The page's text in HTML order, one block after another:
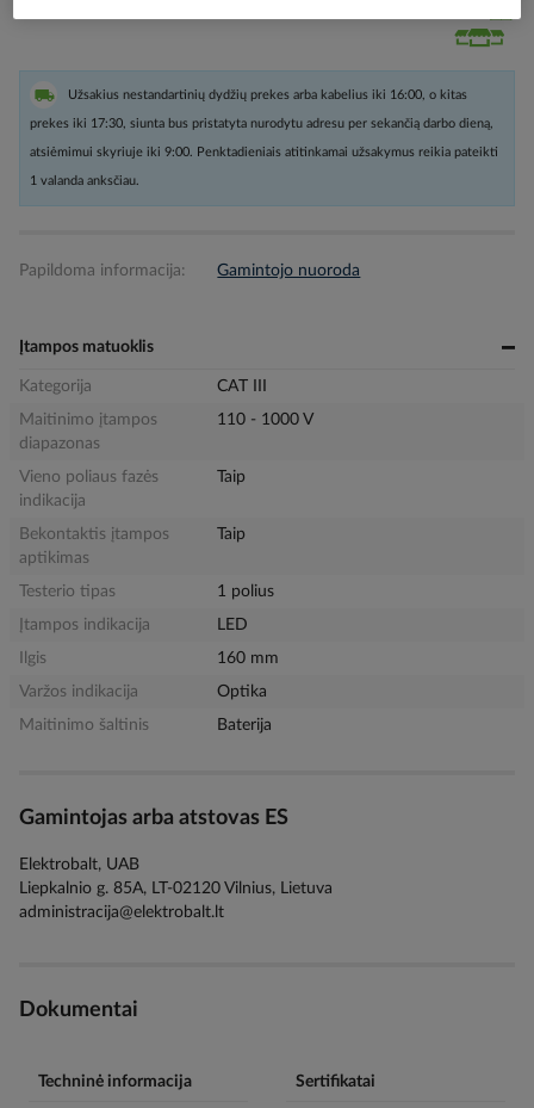
Užsakius nestandartinių dydžių prekes arba kabelius iki 16:00, o kitas
prekes iki 17:30, siunta bus pristatyta nurodytu adresu per sekančią darbo dieną,
atsiėmimui skyriuje iki 9:00. Penktadieniais atitinkamai užsakymus reikia pateikti
1 valanda anksčiau.
Papildoma informacija: Gamintojo nuoroda
Įtampos matuoklis
Kategorija
CAT III
Maitinimo įtampos
diapazonas
110 - 1000 V
Vieno poliaus fazės
indikacija
Taip
Bekontaktis įtampos
aptikimas
Taip
Testerio tipas
1 polius
Įtampos indikacija
LED
Ilgis
160 mm
Varžos indikacija
Optika
Maitinimo šaltinis
Baterija
Gamintojas arba atstovas ES
Elektrobalt, UAB
Liepkalnio g. 85A, LT-02120 Vilnius, Lietuva
administracija@elektrobalt.lt
Dokumentai
Techninė informacija Sertifikatai